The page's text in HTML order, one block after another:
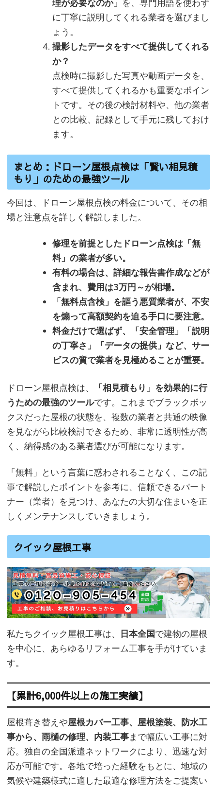
理が必要なのか」 を、専門用語を使わず
に丁寧に説明してくれる業者を選びまし
ょう。
撮影したデータをすべて提供してくれる
か？
点検時に撮影した写真や動画データを、
すべて提供してくれるかも重要なポイン
トです。その後の検討材料や、他の業者
との比較、記録として手元に残しておけ
ます。
まとめ：ドローン屋根点検は「賢い相見積
もり」のための最強ツール
今回は、ドローン屋根点検の料金について、その相
場と注意点を詳しく解説しました。
修理を前提としたドローン点検は「無
料」の業者が多い。
有料の場合は、詳細な報告書作成などが
含まれ、費用は3万円～が相場。
「無料点含検」を謳う悪質業者が、不安
を煽って高額契約を迫る手口に要注意。
料金だけで選ばず、「安全管理」「説明
の丁寧さ」「データの提供」など、サー
ビスの質で業者を見極めることが重要。
ドローン屋根点検は、
「相見積もり」を効果的に行
うための最強のツールです。これまでブラックボッ
クスだった屋根の状態を、複数の業者と共通の映像
を見ながら比較検討できるため、非常に透明性が高
く、納得感のある業者選びが可能になります。
「無料」という言葉に惑わされることなく、この記
事で解説したポイントを参考に、信頼できるパート
ナー（業者）を見つけ、あなたの大切な住まいを正
しくメンテナンスしていきましょう。
クイック屋根工事
私たちクイック屋根工事は、 日本全国で建物の屋根
を中心に、あらゆるリフォーム工事を手がけていま
す。
【累計6,000件以上の施工実績】
屋根葺き替えや屋根カバー工事、屋根塗装、防水工
事から、雨樋の修理、内装工事まで幅広い工事に対
応。独自の全国派遣ネットワークにより、迅速な対
応が可能です。各地で培った経験をもとに、地域の
気候や建築様式に適した最適な修理方法をご提案い